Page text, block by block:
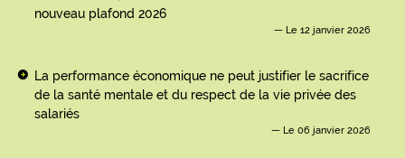
nouveau plafond 2026
Le 12 janvier 2026
La performance économique ne peut justifier le sacrifice
de la santé mentale et du respect de la vie privée des
salariés
Le 06 janvier 2026